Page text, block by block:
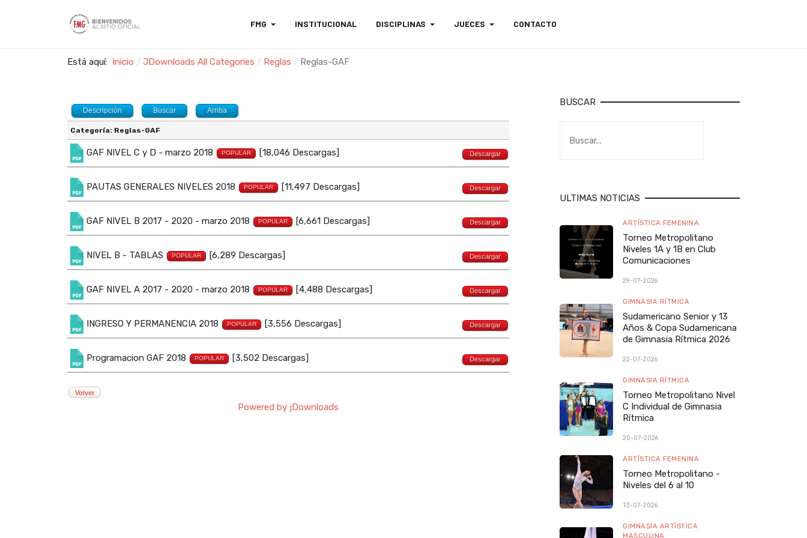
FMG INSTITUCIONAL DISCIPLINAS JUECES CONTACTO
Está aquí: Inicio JDownloads All Categories Reglas Reglas-GAF
Descripción Buscar Arriba
Categoría: Reglas-GAF
GAF NIVEL C y D - marzo 2018 POPULAR [18,046 Descargas] Descargar
PAUTAS GENERALES NIVELES 2018 POPULAR [11,497 Descargas] Descargar
GAF NIVEL B 2017 - 2020 - marzo 2018 POPULAR [6,661 Descargas] Descargar
NIVEL B - TABLAS POPULAR [6,289 Descargas] Descargar
GAF NIVEL A 2017 - 2020 - marzo 2018 POPULAR [4,488 Descargas] Descargar
INGRESO Y PERMANENCIA 2018 POPULAR [3,556 Descargas] Descargar
Programacion GAF 2018 POPULAR [3,502 Descargas] Descargar
Volver
Powered by jDownloads
BUSCAR
ULTIMAS NOTICIAS
ARTÍSTICA FEMENINA
Torneo Metropolitano
Niveles 1A y 1B en Club
Comunicaciones
29-07-2026
GIMNASIA RÍTMICA
Sudamericano Senior y 13
Años & Copa Sudamericana
de Gimnasia Rítmica 2026
22-07-2026
GIMNASIA RÍTMICA
Torneo Metropolitano Nivel
C Individual de Gimnasia
Rítmica
20-07-2026
ARTÍSTICA FEMENINA
Torneo Metropolitano -
Niveles del 6 al 10
13-07-2026
GIMNASIA ARTÍSTICA
MASCULINA